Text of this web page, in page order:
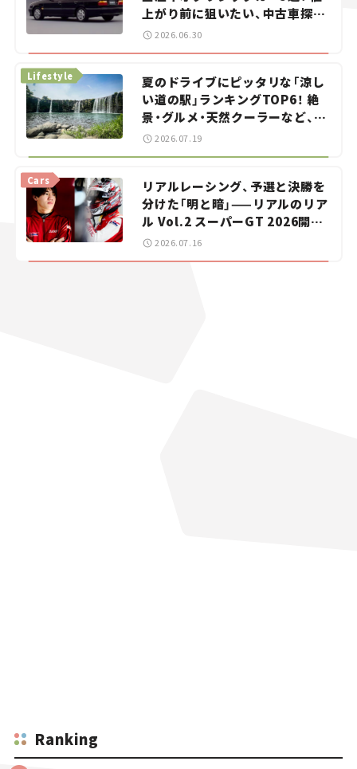
上がり前に狙いたい、中古車探し
をお手伝い――ちょっとイケてるマ
2026.06.30
夏のドライブにピッタリな「涼し
い道の駅」ランキングTOP6！ 絶
景・グルメ・天然クーラーなど、避
暑におすすめのスポットを紹介
Lifestyle
2026.07.19
リアルレーシング、予選と決勝を
分けた「明と暗」——リアルのリア
ル Vol.2 スーパーGT 2026開幕
戦 岡山国際サーキット
Cars
2026.07.16
Ranking